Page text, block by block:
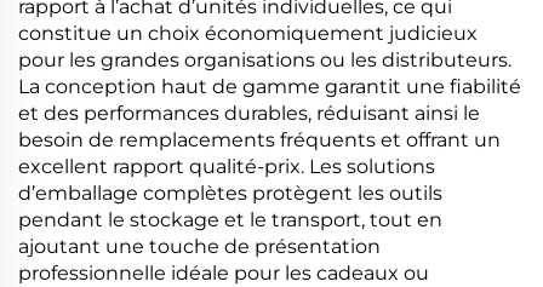
rapport à l’achat d’unités individuelles, ce qui
constitue un choix économiquement judicieux
pour les grandes organisations ou les distributeurs.
La conception haut de gamme garantit une fiabilité
et des performances durables, réduisant ainsi le
besoin de remplacements fréquents et offrant un
excellent rapport qualité-prix. Les solutions
d’emballage complètes protègent les outils
pendant le stockage et le transport, tout en
ajoutant une touche de présentation
professionnelle idéale pour les cadeaux ou